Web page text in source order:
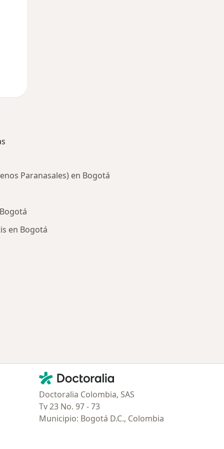
Paranasales) en Bogotá
en Bogotá
Contacto
Doctoralia - Página de inicio
Doctoralia Colombia, SAS
Tv 23 No. 97 - 73
Municipio: Bogotá D.C., Colombia